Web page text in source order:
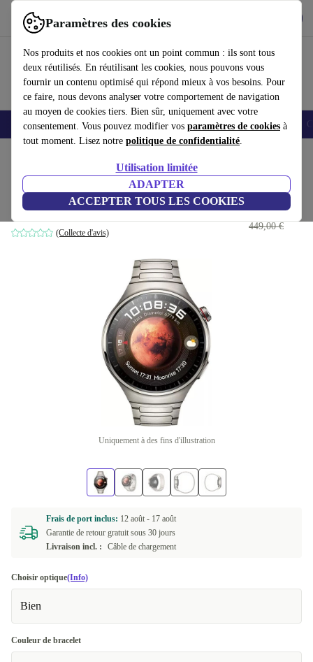
Paramètres des cookies
Nos produits et nos cookies ont un point commun : ils sont tous
deux réutilisés. En réutilisant les cookies, nous pouvons vous
fournir un contenu optimisé qui répond mieux à vos besoins. Pour
ce faire, nous devons analyser votre comportement de navigation
au moyen de cookies tiers. Bien sûr, uniquement avec votre
consentement. Vous pouvez modifier vos paramètres de cookies à
tout moment. Lisez notre politique de confidentialité.
Utilisation limitée
ADAPTER
ACCEPTER TOUS LES COOKIES
Utilisez refurbed rapidement et facilement
Smartphones Laptops Tablettes Montres connectées Accessoires
Huawei Watch 4 Pro
Titane
(Collecte d'avis)
323,99 €
449,00 €
Uniquement à des fins d'illustration
Frais de port inclus: 12 août - 17 août
Garantie de retour gratuit sous 30 jours
Livraison incl. :
Câble de chargement
Choisir optique(Info)
Bien
Couleur de bracelet